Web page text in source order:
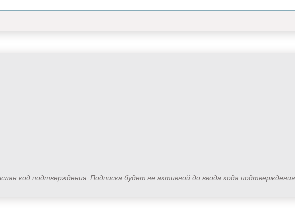
код подтверждения. Подписка будет не активной до ввода кода подтверждения.